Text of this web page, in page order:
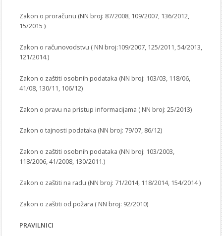
Zakon o proračunu (NN broj: 87/2008, 109/2007, 136/2012,
15/2015 )
Zakon o računovodstvu ( NN broj:109/2007, 125/2011, 54/2013,
121/2014.)
Zakon o zaštiti osobnih podataka (NN broj: 103/03, 118/06,
41/08, 130/11, 106/12)
Zakon o pravu na pristup informacijama ( NN broj: 25/2013)
Zakon o tajnosti podataka (NN broj: 79/07, 86/12)
Zakon o zaštiti osobnih podataka (NN broj: 103/2003,
118/2006, 41/2008, 130/2011.)
Zakon o zaštiti na radu (NN broj: 71/2014, 118/2014, 154/2014 )
Zakon o zaštiti od požara ( NN broj: 92/2010)
PRAVILNICI